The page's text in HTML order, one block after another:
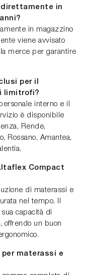
in
in magazzino
viene avvisato
merce per garantire
per il
limitrofi?
interno e il
è disponibile
Rende,
Rossano, Amantea,
Compact
di materassi e
nel tempo. Il
capacità di
offrendo un buon
materassi e